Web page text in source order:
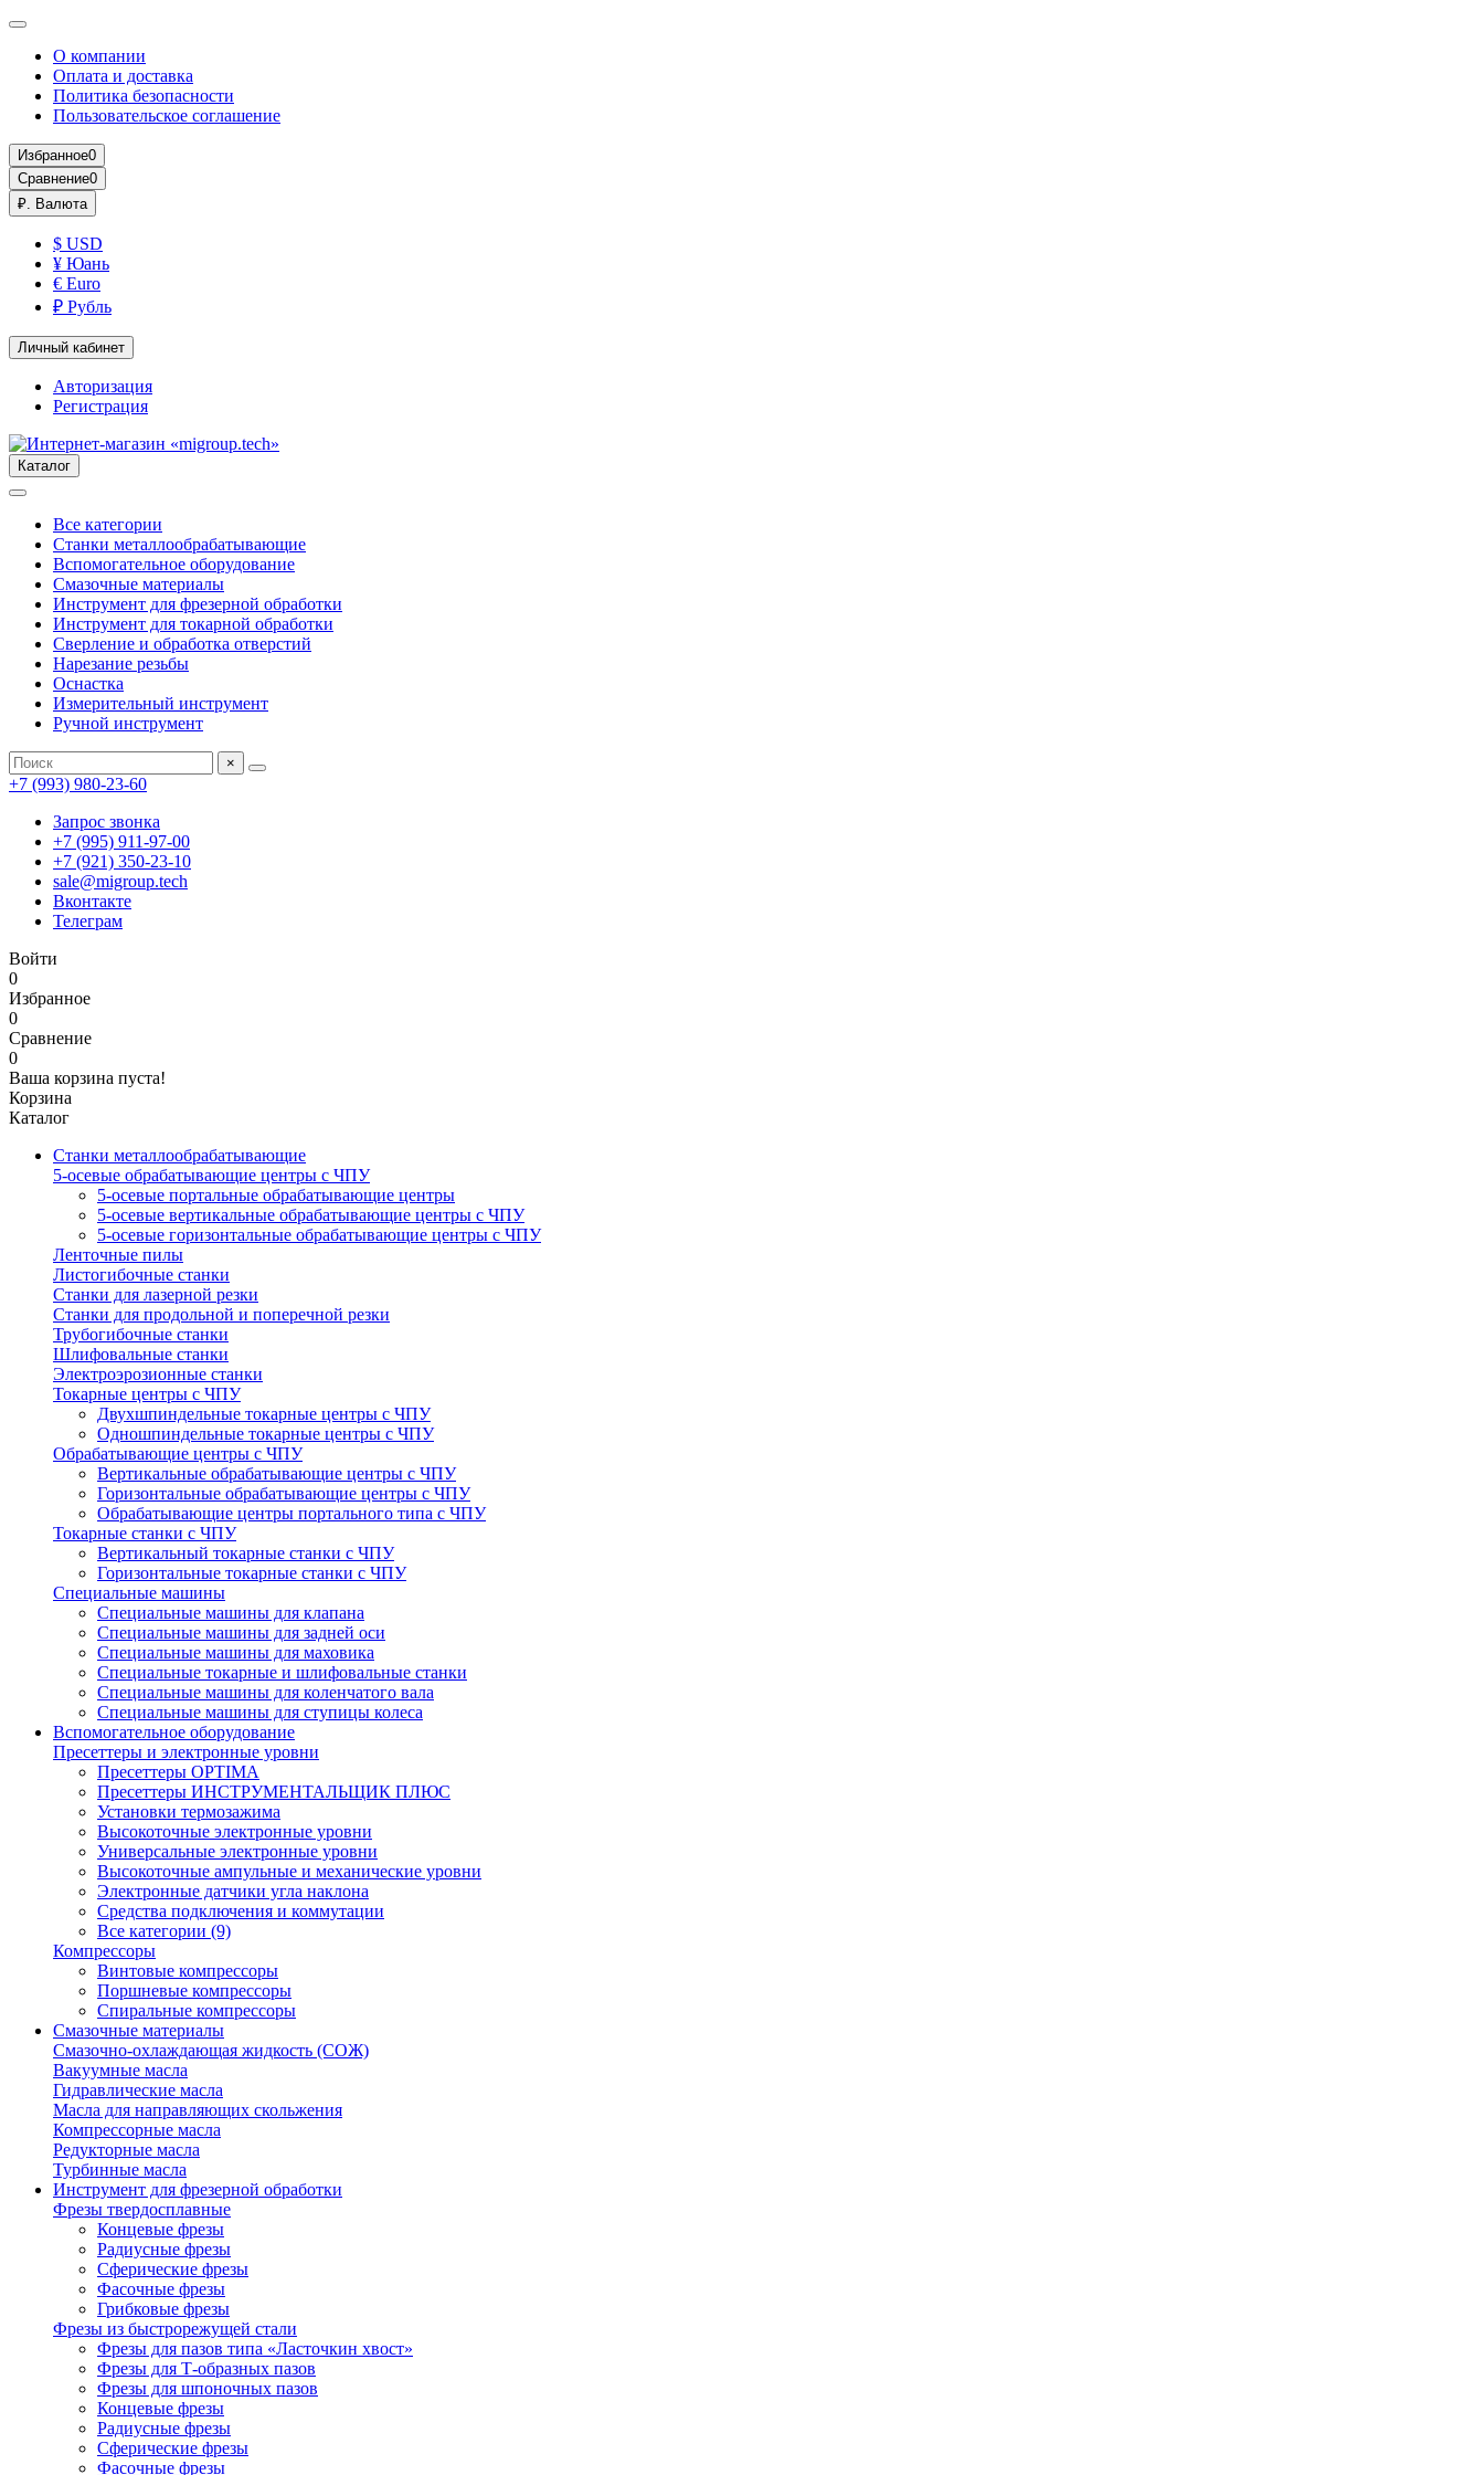
О компании
Оплата и доставка
Политика безопасности
Пользовательское соглашение
Избранное0
Сравнение0
₽. Валюта
$ USD
¥ Юань
€ Euro
₽ Рубль
Личный кабинет
Авторизация
Регистрация
Каталог
Все категории
Станки металлообрабатывающие
Вспомогательное оборудование
Смазочные материалы
Инструмент для фрезерной обработки
Инструмент для токарной обработки
Сверление и обработка отверстий
Нарезание резьбы
Оснастка
Измерительный инструмент
Ручной инструмент
×
+7 (993) 980-23-60
Запрос звонка
+7 (995) 911-97-00
+7 (921) 350-23-10
sale@migroup.tech
Вконтакте
Телеграм
Войти
0
Избранное
0
Сравнение
0
Ваша корзина пуста!
Корзина
Каталог
Станки металлообрабатывающие
5-осевые обрабатывающие центры с ЧПУ
5-осевые портальные обрабатывающие центры
5-осевые вертикальные обрабатывающие центры с ЧПУ
5-осевые горизонтальные обрабатывающие центры с ЧПУ
Ленточные пилы
Листогибочные станки
Станки для лазерной резки
Станки для продольной и поперечной резки
Трубогибочные станки
Шлифовальные станки
Электроэрозионные станки
Токарные центры с ЧПУ
Двухшпиндельные токарные центры с ЧПУ
Одношпиндельные токарные центры с ЧПУ
Обрабатывающие центры с ЧПУ
Вертикальные обрабатывающие центры с ЧПУ
Горизонтальные обрабатывающие центры с ЧПУ
Обрабатывающие центры портального типа с ЧПУ
Токарные станки с ЧПУ
Вертикальный токарные станки с ЧПУ
Горизонтальные токарные станки с ЧПУ
Специальные машины
Специальные машины для клапана
Специальные машины для задней оси
Специальные машины для маховика
Специальные токарные и шлифовальные станки
Специальные машины для коленчатого вала
Специальные машины для ступицы колеса
Вспомогательное оборудование
Пресеттеры и электронные уровни
Пресеттеры OPTIMA
Пресеттеры ИНСТРУМЕНТАЛЬЩИК ПЛЮС
Установки термозажима
Высокоточные электронные уровни
Универсальные электронные уровни
Высокоточные ампульные и механические уровни
Электронные датчики угла наклона
Средства подключения и коммутации
Все категории (9)
Компрессоры
Винтовые компрессоры
Поршневые компрессоры
Спиральные компрессоры
Смазочные материалы
Смазочно-охлаждающая жидкость (СОЖ)
Вакуумные масла
Гидравлические масла
Масла для направляющих скольжения
Компрессорные масла
Редукторные масла
Турбинные масла
Инструмент для фрезерной обработки
Фрезы твердосплавные
Концевые фрезы
Радиусные фрезы
Сферические фрезы
Фасочные фрезы
Грибковые фрезы
Фрезы из быстрорежущей стали
Фрезы для пазов типа «Ласточкин хвост»
Фрезы для Т-образных пазов
Фрезы для шпоночных пазов
Концевые фрезы
Радиусные фрезы
Сферические фрезы
Фасочные фрезы